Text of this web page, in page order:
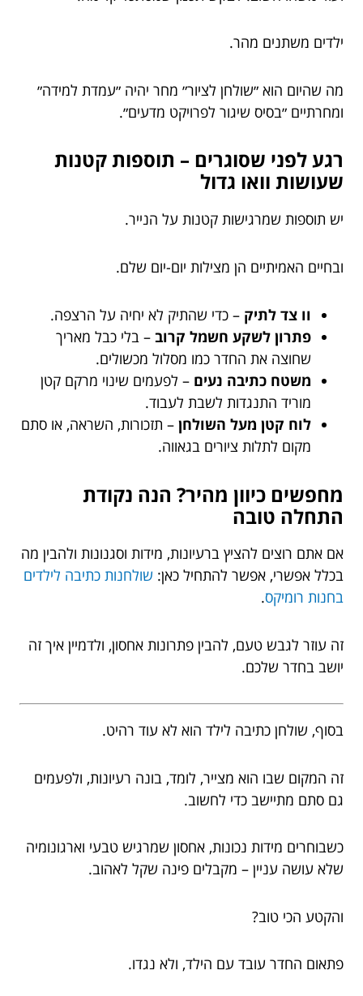
ילדים משתנים מהר.
מה שהיום הוא ״שולחן לציור״ מחר יהיה ״עמדת למידה״
ומחרתיים ״בסיס שיגור לפרויקט מדעים״.
רגע לפני שסוגרים – תוספות קטנות
שעושות וואו גדול
יש תוספות שמרגישות קטנות על הנייר.
ובחיים האמיתיים הן מצילות יום-יום שלם.
וו צד לתיק – כדי שהתיק לא יחיה על הרצפה.
פתרון לשקע חשמל קרוב – בלי כבל מאריך
שחוצה את החדר כמו מסלול מכשולים.
משטח כתיבה נעים – לפעמים שינוי מרקם קטן
מוריד התנגדות לשבת לעבוד.
לוח קטן מעל השולחן – תזכורות, השראה, או סתם
מקום לתלות ציורים בגאווה.
מחפשים כיוון מהיר? הנה נקודת
התחלה טובה
אם אתם רוצים להציץ ברעיונות, מידות וסגנונות ולהבין מה
בכלל אפשרי, אפשר להתחיל כאן: שולחנות כתיבה לילדים
בחנות רומיקס.
זה עוזר לגבש טעם, להבין פתרונות אחסון, ולדמיין איך זה
יושב בחדר שלכם.
בסוף, שולחן כתיבה לילד הוא לא עוד רהיט.
זה המקום שבו הוא מצייר, לומד, בונה רעיונות, ולפעמים
גם סתם מתיישב כדי לחשוב.
כשבוחרים מידות נכונות, אחסון שמרגיש טבעי וארגונומיה
שלא עושה עניין – מקבלים פינה שקל לאהוב.
והקטע הכי טוב?
פתאום החדר עובד עם הילד, ולא נגדו.